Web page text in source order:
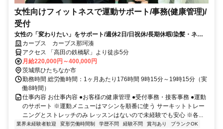
女性向けフィットネスで運動サポート/事務(健康管理)/
受付
女性の「変わりたい」をサポート/週休2日/日祝休/長期休暇/染髪・ネイ
ルOK※規定内
カーブス カーブス那珂湊
アクセス 「高田の鉄橋駅」より徒歩5分
月給220,000円～400,000円
茨城県ひたちなか市
勤務時間 総労働時間：1ヶ月あたり176時間 9時15分～19時15分（実
働8時間）
仕事内容 お仕事内容 ●お客様の健康管理 ●受付事務・接客事務 ●運動
のサポート ※運動メニューはマシンを順番に使う サーキットトレー
ニングとストレッチのみ レッスンはないので未経験でも安心 ※各...
業界未経験者歓迎 変形労働時間制 学歴不問 経験不問 賞与あり
ブランクOK